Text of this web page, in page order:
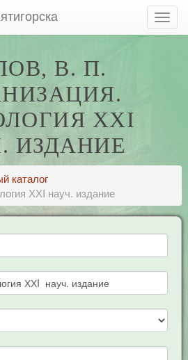
В. П.
ХХI
ИЗДАНИЕ
каталог
ХХI науч. издание